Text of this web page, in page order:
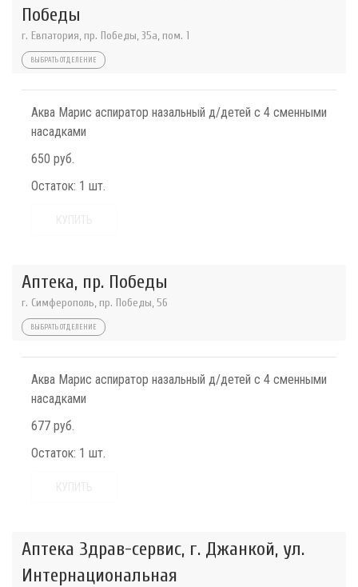
Победы
г. Евпатория, пр. Победы, 35а, пом. 1
ВЫБРАТЬ ОТДЕЛЕНИЕ
Аква Марис аспиратор назальный д/детей с 4 сменными
насадками
650 руб.
Остаток: 1 шт.
Аптека, пр. Победы
г. Симферополь, пр. Победы, 56
ВЫБРАТЬ ОТДЕЛЕНИЕ
Аква Марис аспиратор назальный д/детей с 4 сменными
насадками
677 руб.
Остаток: 1 шт.
Аптека Здрав-сервис, г. Джанкой, ул.
Интернациональная